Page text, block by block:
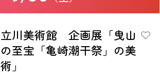
立川美術館 企画展「曳山
の至宝「亀崎潮干祭」の美
術」